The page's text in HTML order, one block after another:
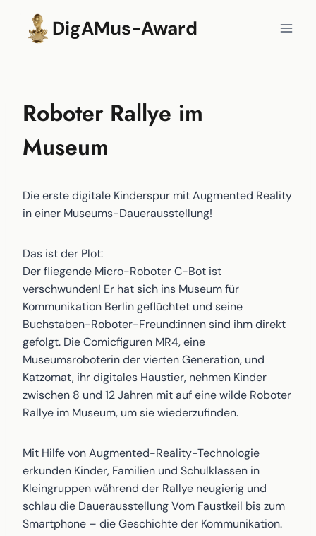
springen
DigAMus-Award
Roboter Rallye im
Museum
Die erste digitale Kinderspur mit Augmented Reality
in einer Museums-Dauerausstellung!
Das ist der Plot:
Der fliegende Micro-Roboter C-Bot ist
verschwunden! Er hat sich ins Museum für
Kommunikation Berlin geflüchtet und seine
Buchstaben-Roboter-Freund:innen sind ihm direkt
gefolgt. Die Comicfiguren MR4, eine
Museumsroboterin der vierten Generation, und
Katzomat, ihr digitales Haustier, nehmen Kinder
zwischen 8 und 12 Jahren mit auf eine wilde Roboter
Rallye im Museum, um sie wiederzufinden.
Mit Hilfe von Augmented-Reality-Technologie
erkunden Kinder, Familien und Schulklassen in
Kleingruppen während der Rallye neugierig und
schlau die Dauerausstellung Vom Faustkeil bis zum
Smartphone – die Geschichte der Kommunikation.